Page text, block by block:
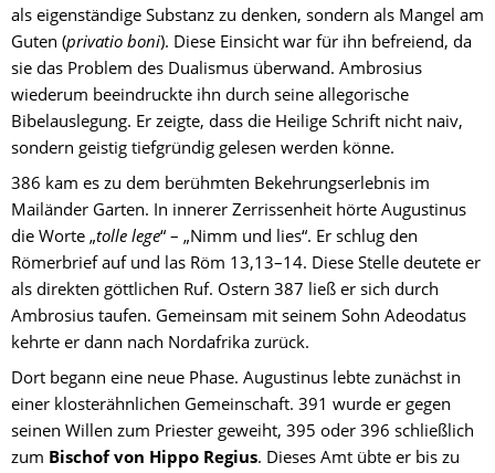
als eigenständige Substanz zu denken, sondern als Mangel am
Guten (privatio boni). Diese Einsicht war für ihn befreiend, da
sie das Problem des Dualismus überwand. Ambrosius
wiederum beeindruckte ihn durch seine allegorische
Bibelauslegung. Er zeigte, dass die Heilige Schrift nicht naiv,
sondern geistig tiefgründig gelesen werden könne.
386 kam es zu dem berühmten Bekehrungserlebnis im
Mailänder Garten. In innerer Zerrissenheit hörte Augustinus
die Worte „tolle lege“ – „Nimm und lies“. Er schlug den
Römerbrief auf und las Röm 13,13–14. Diese Stelle deutete er
als direkten göttlichen Ruf. Ostern 387 ließ er sich durch
Ambrosius taufen. Gemeinsam mit seinem Sohn Adeodatus
kehrte er dann nach Nordafrika zurück.
Dort begann eine neue Phase. Augustinus lebte zunächst in
einer klosterähnlichen Gemeinschaft. 391 wurde er gegen
seinen Willen zum Priester geweiht, 395 oder 396 schließlich
zum Bischof von Hippo Regius. Dieses Amt übte er bis zu